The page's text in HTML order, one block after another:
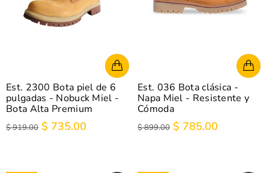
Est. 2300 Bota piel de 6
pulgadas - Nobuck Miel -
Bota Alta Premium
$ 919.00 $ 735.00
Est. 036 Bota clásica -
Napa Miel - Resistente y
Cómoda
$ 899.00 $ 785.00